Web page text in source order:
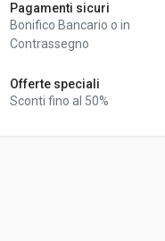
Pagamenti sicuri
Bonifico Bancario o in
Contrassegno
Offerte speciali
Sconti fino al 50%